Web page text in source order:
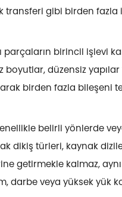
transferi gibi birden
parçaların birincil işlevi
boyutlar, düzensiz
birden fazla bileşeni
belirli yönlerde
dikiş türleri, kaynak
getirmekle kalmaz,
darbe veya yüksek yük